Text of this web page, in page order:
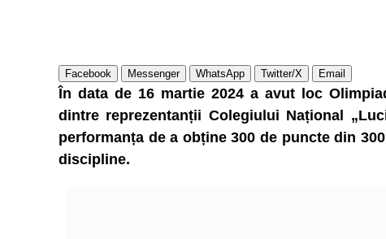
Facebook Messenger WhatsApp Twitter/X Email
În data de 16 martie 2024 a avut loc
dintre reprezentanții Colegiului Național
performanța de a obține 300 de puncte din
discipline.